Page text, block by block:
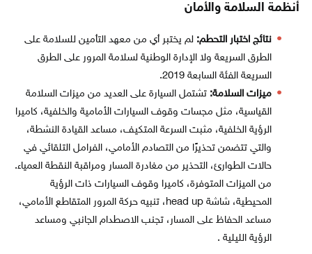
أنظمة السلامة والأمان
نتائج اختبار التحطم: لم يختبر أي من معهد التأمين للسلامة على
الطرق السريعة ولا الإدارة الوطنية لسلامة المرور على الطرق
السريعة الفئة السابعة 2019.
ميزات السلامة: تشتمل السيارة على العديد من ميزات السلامة
القياسية، مثل مجسات وقوف السيارات الأمامية والخلفية، كاميرا
الرؤية الخلفية، مثبت السرعة المتكيف، مساعد القيادة النشطة،
والتي تتضمن تحذيرًا من التصادم الأمامي، الفرامل التلقائي في
حالات الطوارئ، التحذير من مغادرة المسار ومراقبة النقطة العمياء.
من الميزات المتوفرة، كاميرا وقوف السيارات ذات الرؤية
المحيطية، شاشة head up، تنبيه حركة المرور المتقاطع الأمامي،
مساعد الحفاظ على المسار، تجنب الاصطدام الجانبي ومساعد
الرؤية الليلية .